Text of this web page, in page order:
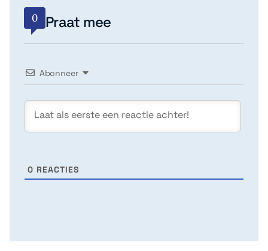
0 Praat mee
Abonneer
0 REACTIES